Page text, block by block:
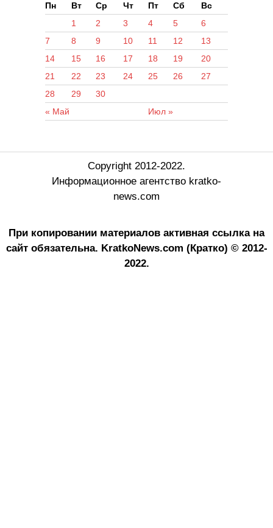
Пн
Вт Ср Чт Пт Сб Вс
« Май Июл »
1 2 3 4 5
6
7
8 9 10 11 12
13
14
15 16 17 18 19
20
21
22 23 24 25 26
27
28
29 30
Copyright 2012-2022.
Информационное агентство kratko-
news.com
При копировании материалов активная ссылка на
сайт обязательна. KratkoNews.com (Кратко) © 2012-
2022.